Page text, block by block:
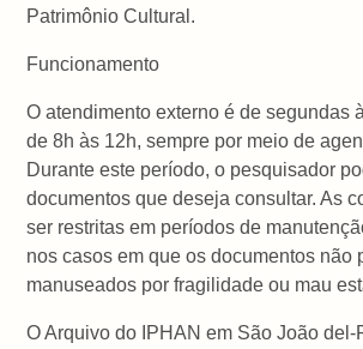
Patrimônio Cultural.
Funcionamento
O atendimento externo é de segundas
de 8h às 12h, sempre por meio de
Durante este período, o pesquisador
documentos que deseja consultar. As
ser restritas em períodos de
nos casos em que os documentos não
manuseados por fragilidade ou mau
O Arquivo do IPHAN em São João del-